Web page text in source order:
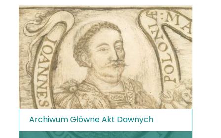
Archiwum Główne Akt Dawnych